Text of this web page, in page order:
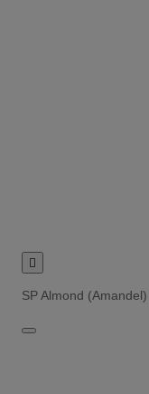

SP Almond